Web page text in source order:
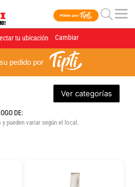
tu ubicación Cambiar
pedido por
Ver categorías
DE:
pueden variar según el local.